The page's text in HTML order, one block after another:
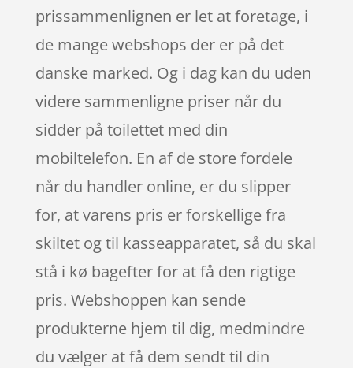
prissammenlignen er let at foretage, i
de mange webshops der er på det
danske marked. Og i dag kan du uden
videre sammenligne priser når du
sidder på toilettet med din
mobiltelefon. En af de store fordele
når du handler online, er du slipper
for, at varens pris er forskellige fra
skiltet og til kasseapparatet, så du skal
stå i kø bagefter for at få den rigtige
pris. Webshoppen kan sende
produkterne hjem til dig, medmindre
du vælger at få dem sendt til din